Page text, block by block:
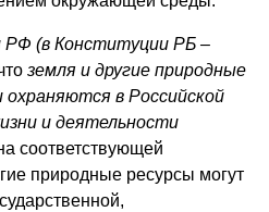
РФ (в Конституции РБ –
земля и другие природные
охраняются в Российской
и деятельности
соответствующей
природные ресурсы могут